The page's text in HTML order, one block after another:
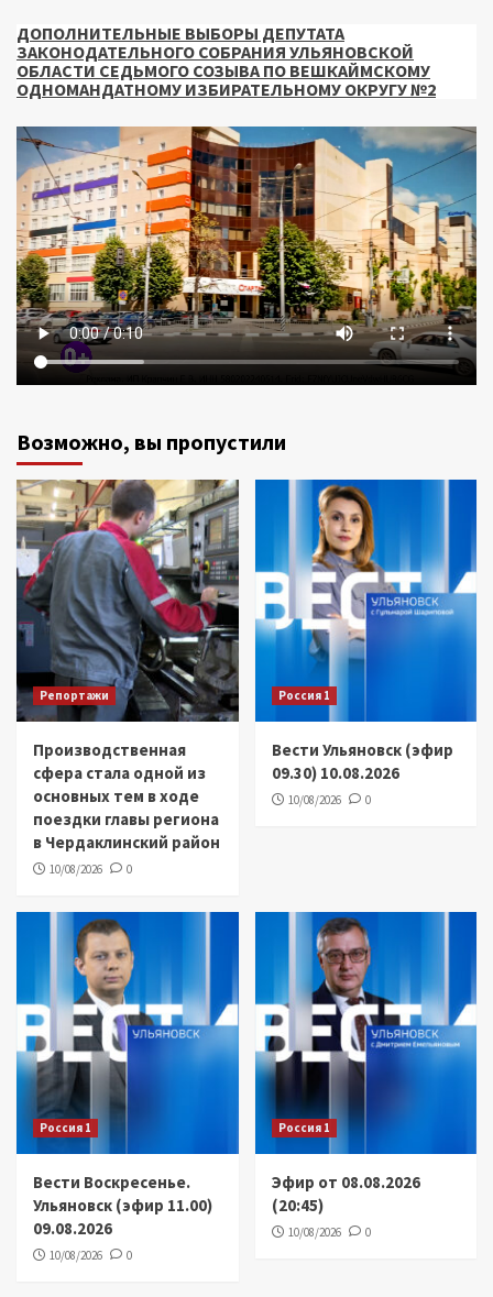
ДОПОЛНИТЕЛЬНЫЕ ВЫБОРЫ ДЕПУТАТА
ЗАКОНОДАТЕЛЬНОГО СОБРАНИЯ УЛЬЯНОВСКОЙ
ОБЛАСТИ СЕДЬМОГО СОЗЫВА ПО ВЕШКАЙМСКОМУ
ОДНОМАНДАТНОМУ ИЗБИРАТЕЛЬНОМУ ОКРУГУ №2
Возможно, вы пропустили
Репортажи
Производственная
сфера стала одной из
основных тем в ходе
поездки главы региона
в Чердаклинский район
10/08/2026 0
Россия 1
Вести Ульяновск (эфир
09.30) 10.08.2026
10/08/2026 0
Россия 1
Вести Воскресенье.
Ульяновск (эфир 11.00)
09.08.2026
10/08/2026 0
Россия 1
Эфир от 08.08.2026
(20:45)
10/08/2026 0